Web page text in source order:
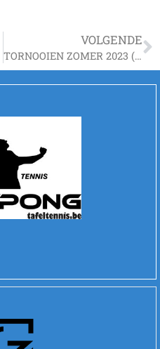
VOLGENDE
TORNOOIEN ZOMER 2023 (update)